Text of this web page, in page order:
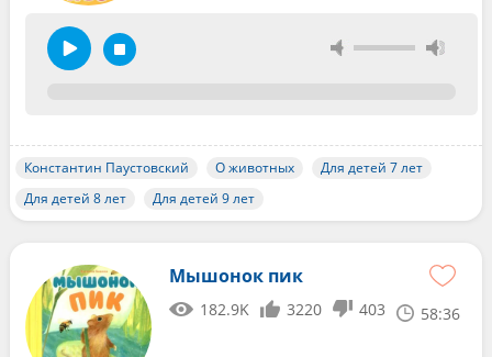
Константин Паустовский О животных
Для детей 7 лет
Для детей 8 лет
Для детей 9 лет
Мышонок пик
182.9K 3220 403 58:36